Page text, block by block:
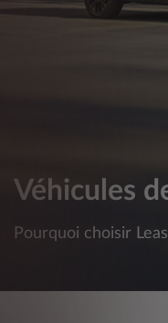
Véhicules
Pourquoi choisir